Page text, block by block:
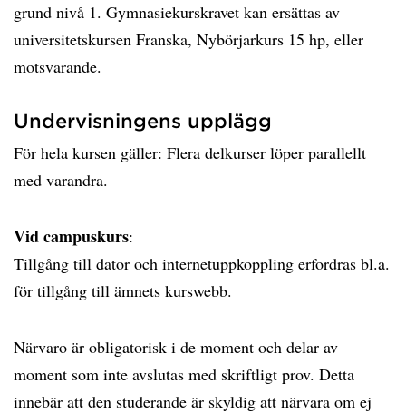
grund nivå 1. Gymnasiekurskravet kan ersättas av
universitetskursen Franska, Nybörjarkurs 15 hp, eller
motsvarande.
Undervisningens upplägg
För hela kursen gäller: Flera delkurser löper parallellt
med varandra.
Vid campuskurs:
Tillgång till dator och internetuppkoppling erfordras bl.a.
för tillgång till ämnets kurswebb.
Närvaro är obligatorisk i de moment och delar av
moment som inte avslutas med skriftligt prov. Detta
innebär att den studerande är skyldig att närvara om ej